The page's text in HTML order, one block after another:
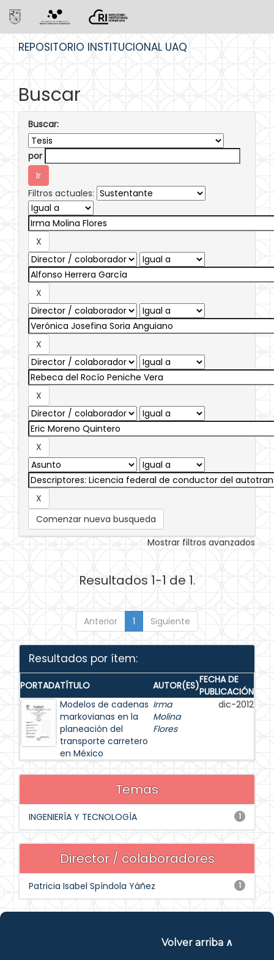
REPOSITORIO INSTITUCIONAL UAQ
Buscar
Buscar:
por
Filtros actuales:
Comenzar nueva busqueda
Mostrar filtros avanzados
Resultados 1-1 de 1.
Anterior 1 Siguiente
Resultados por ítem:
PORTADATÍTULO AUTOR(ES)FECHA DE
PUBLICACIÓN
Modelos de cadenas
markovianas en la
planeación del
transporte carretero
en México
Irma
Molina
Flores
dic-2012
Temas
1
INGENIERÍA Y TECNOLOGÍA
Director / colaboradores
1
Patricia Isabel Spíndola Yáñez
Volver arriba ∧